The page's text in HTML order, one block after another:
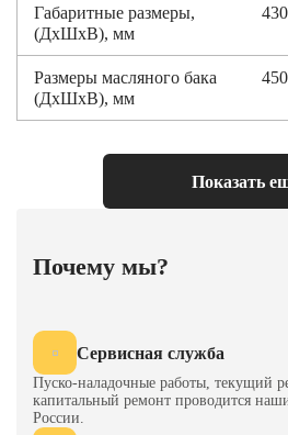
Габаритные размеры,
(ДхШхВ), мм
Размеры масляного бака
(ДхШхВ), мм
охлаждения, кВт
Мощность двигателя
55
Площадь
теплообменника, м2
Показать
Почему мы?
Сервисная служба
Пуско-наладочные работы, текущий
капитальный ремонт проводится
России.